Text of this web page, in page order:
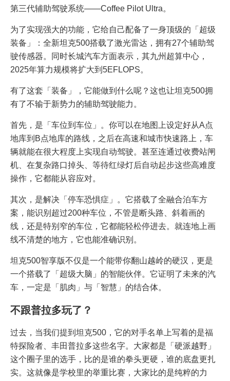
第三代辅助驾驶系统——Coffee Pilot Ultra。
为了实现强大的功能，它给自己配备了一身顶级的「超级
装备」：全新坦克500搭载了激光雷达，拥有27个辅助驾
驶传感器。同时长城汽车方面表示，其九州超算中心，
2025年算力规模将扩大到5EFLOPS。
有了这套「装备」，它能做到什么呢？这也让坦克500拥
有了不输于新势力的辅助驾驶能力。
首先，是「车位到车位」。你可以在地图上设定好从A点
地库到B点地库的路线，之后在高速和城市快速路上，车
辆就能在很大程度上实现自动驾驶。甚至连通过收费站闸
机、在复杂路口掉头、等待红绿灯后自动起步这些高难度
操作，它都能从容应对。
其次，是解决「停车恐惧症」。它搭载了全融合泊车方
案，能识别超过200种车位，不管是断头路、斜着画的
线，还是特别窄的车位，它都能轻松停进去。就连地上画
线不清楚的地方，它也能准确识别。
坦克500智享版不仅是一个能带你翻山越岭的硬汉，更是
一个搭载了「超级大脑」的智能伙伴。它证明了未来的汽
车，一定是「肌肉」与「智慧」的结合体。
不跟普拉多玩了？
过去，当我们提到坦克500，它的对手名单上写着的是福
特探险者、丰田普拉多这些名字。大家都是「硬派越野」
这个圈子里的选手，比的是谁的拳头更硬，谁的底盘更扎
实。这就像是学校里的举重比赛，大家比的是纯粹的力